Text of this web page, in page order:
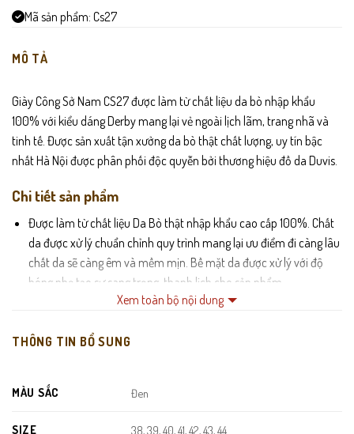
Mã sản phẩm: Cs27
MÔ TẢ
Giày Công Sở Nam CS27 được làm từ chất liệu da bò nhập khẩu
100% với kiểu dáng Derby mang lại vẻ ngoài lịch lãm, trang nhã và
tinh tế. Được sản xuất tận xưởng da bò thật chất lượng, uy tín bậc
nhất Hà Nội được phân phối độc quyễn bởi thương hiệu đồ da Duvis.
Chi tiết sản phẩm
Được làm từ chất liệu Da Bò thật nhập khẩu cao cấp 100%. Chất
da được xử lý chuẩn chỉnh quy trình mang lại ưu điểm đi càng lâu
chất da sẽ càng êm và mềm mịn. Bề mặt da được xử lý với độ
bóng nhẹ tạo sự sang trọng, thanh lịch cho sản phẩm.
Form giày thiết kế ôm chân mang lại cảm giác hiện đại và trẻ
trung hơn. Kết hợp chất da tự nhiên có độ bóng đẹp tạo nên vẻ
lịch sự, sang trọng.
đứng lâu vẫn không bị mệt mỏi.
Phần đế làm từ chất liệu cao su non đúc nguyên khối vợi độ đàn
Xem toàn bộ nội dung
THÔNG TIN BỔ SUNG
MÀU SẮC Đen
SIZE 38, 39, 40, 41, 42, 43, 44